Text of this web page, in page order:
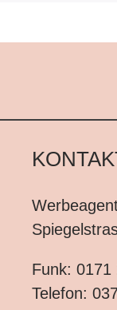
Funk:0171
Telefon: